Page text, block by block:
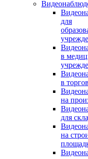
для
в
в
на
для
на